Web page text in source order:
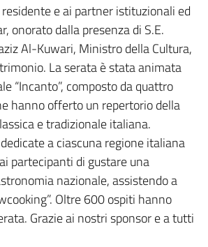
e ai partner istituzionali ed
onorato dalla presenza di S.E.
Al-Kuwari, Ministro della Cultura,
La serata è stata animata
“Incanto”, composto da quattro
hanno offerto un repertorio della
e tradizionale italiana.
a ciascuna regione italiana
partecipanti di gustare una
nazionale, assistendo a
Oltre 600 ospiti hanno
Grazie ai nostri sponsor e a tutti